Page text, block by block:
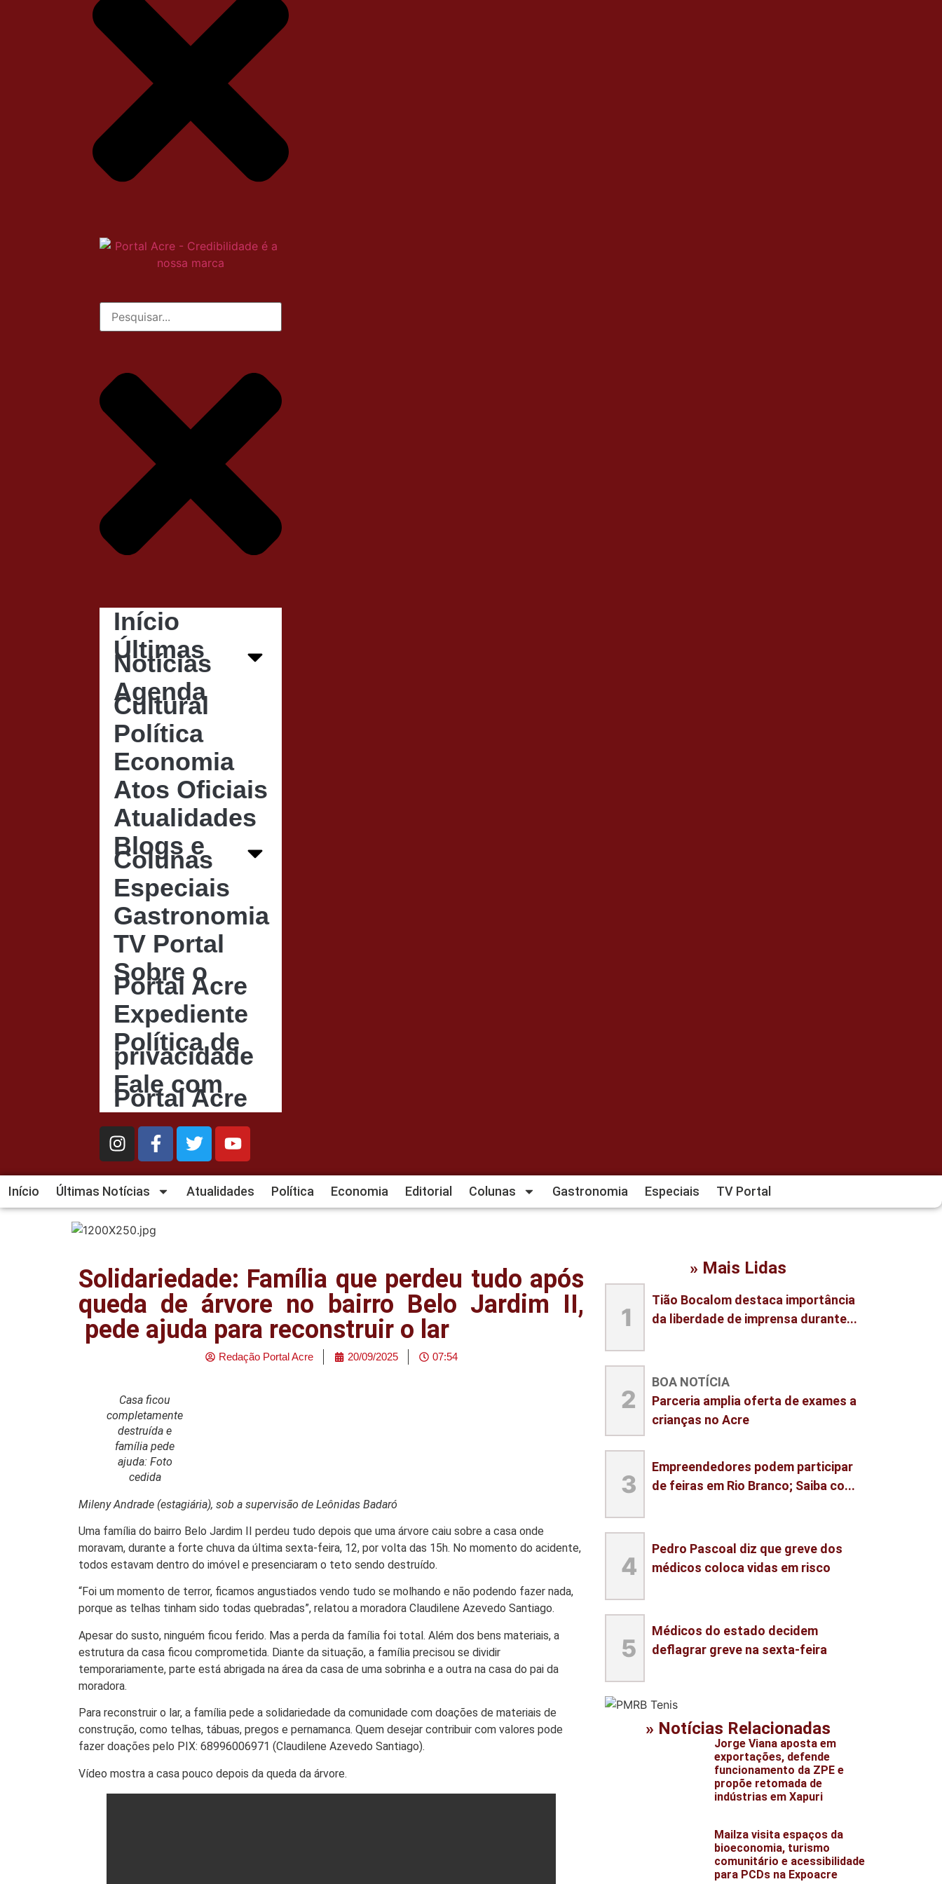
Início
Últimas
Notícias
Agenda
Cultural
Política
Economia
Atos Oficiais
Atualidades
Blogs e
Colunas
Especiais
Gastronomia
TV Portal
Sobre o
Portal Acre
Expediente
Política de
privacidade
Fale com
Portal Acre
Início Últimas Notícias Atualidades Política Economia Editorial Colunas Gastronomia Especiais TV Portal
Solidariedade: Família que perdeu tudo após
queda de árvore no bairro Belo Jardim II,
pede ajuda para reconstruir o lar
Redação Portal Acre 20/09/2025 07:54
Casa ficou
completamente
destruída e
família pede
ajuda: Foto
cedida
Mileny Andrade (estagiária), sob a supervisão de Leônidas Badaró
Uma família do bairro Belo Jardim II perdeu tudo depois que uma árvore caiu sobre a casa onde
moravam, durante a forte chuva da última sexta-feira, 12, por volta das 15h. No momento do acidente,
todos estavam dentro do imóvel e presenciaram o teto sendo destruído.
“Foi um momento de terror, ficamos angustiados vendo tudo se molhando e não podendo fazer nada,
porque as telhas tinham sido todas quebradas”, relatou a moradora Claudilene Azevedo Santiago.
Apesar do susto, ninguém ficou ferido. Mas a perda da família foi total. Além dos bens materiais, a
estrutura da casa ficou comprometida. Diante da situação, a família precisou se dividir
temporariamente, parte está abrigada na área da casa de uma sobrinha e a outra na casa do pai da
moradora.
Para reconstruir o lar, a família pede a solidariedade da comunidade com doações de materiais de
construção, como telhas, tábuas, pregos e pernamanca. Quem desejar contribuir com valores pode
fazer doações pelo PIX: 68996006971 (Claudilene Azevedo Santiago).
Vídeo mostra a casa pouco depois da queda da árvore.
» Mais Lidas
1
Tião Bocalom destaca importância
da liberdade de imprensa durante...
2
BOA NOTÍCIA
Parceria amplia oferta de exames a
crianças no Acre
3
Empreendedores podem participar
de feiras em Rio Branco; Saiba co...
4
Pedro Pascoal diz que greve dos
médicos coloca vidas em risco
5
Médicos do estado decidem
deflagrar greve na sexta-feira
» Notícias Relacionadas
Jorge Viana aposta em
exportações, defende
funcionamento da ZPE e
propõe retomada de
indústrias em Xapuri
Mailza visita espaços da
bioeconomia, turismo
comunitário e acessibilidade
para PCDs na Expoacre